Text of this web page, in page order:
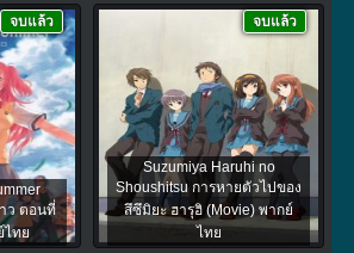
ว ตอนที่
ไทย
จบแล้ว
Suzumiya Haruhi no
Shoushitsu การหายตัวไปของ
สึซึมิยะ ฮารุฮิ (Movie) พากย์
ไทย
จบแล้ว